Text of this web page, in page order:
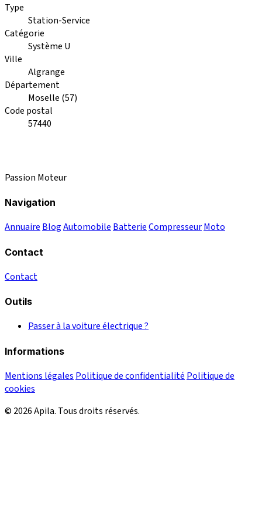
Type
Station-Service
Catégorie
Système U
Ville
Algrange
Département
Moselle (57)
Code postal
57440
Passion Moteur
Navigation
Annuaire BlogAutomobile BatterieCompresseurMoto
Contact
Contact
Outils
Passer à la voiture électrique ?
Informations
Mentions légales Politique de confidentialité Politique de
cookies
© 2026 Apila. Tous droits réservés.